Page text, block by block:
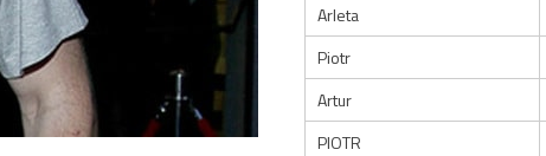
Arleta
Piotr
Artur
PIOTR